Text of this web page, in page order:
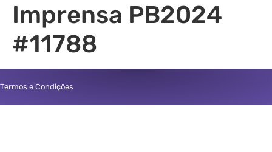
Imprensa PB2024
#11788
Termos e Condições